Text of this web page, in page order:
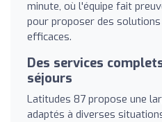
minute, où l'équipe fait
pour proposer des
efficaces.
Des services
séjours
Latitudes 87 propose une
adaptés à diverses